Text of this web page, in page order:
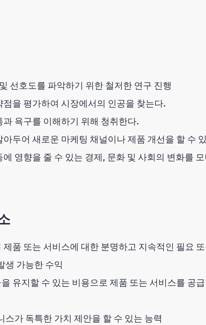
선호도를 파악하기 위한 철저한 연구 진행
점을 평가하여 시장에서의 인공을 찾는다.
과 욕구를 이해하기 위해 청취한다.
두어 새로운 마케팅 채널이나 제품 개선을 할 수
에 영향을 줄 수 있는 경제, 문화 및 사회의 변화를
품 또는 서비스에 대한 분명하고 지속적인 필요
생 가능한 수익
유지할 수 있는 비용으로 제품 또는 서비스를 공
스가 독특한 가치 제안을 할 수 있는 능력